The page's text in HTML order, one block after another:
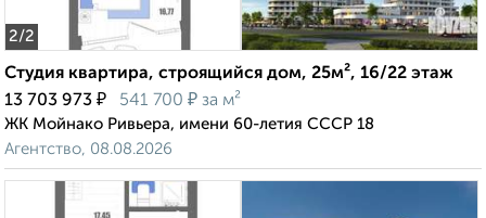
2/2
Студия квартира, строящийся дом, 25м², 16/22 этаж
13 703 973 ₽ 541 700 ₽ за м²
ЖК Мойнако Ривьера, имени 60-летия СССР 18
Агентство, 08.08.2026